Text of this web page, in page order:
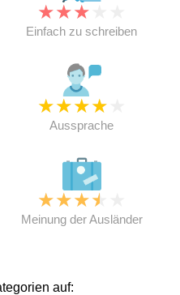
★★★
Einfach zu schreiben
★★★★
Aussprache
★★★★
Meinung der Ausländer
auf: